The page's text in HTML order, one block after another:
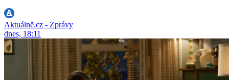
Aktuálně.cz - Zprávy
dnes, 18:11